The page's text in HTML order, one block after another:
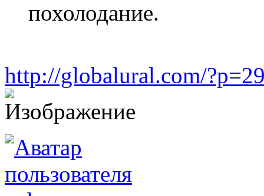
похолодание.
http://globalural.com/